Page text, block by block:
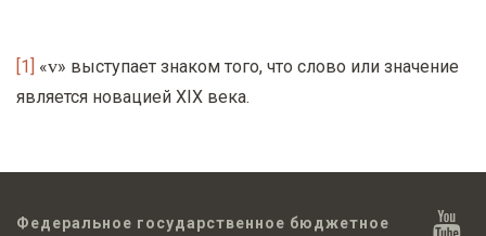
[1] «v» выступает знаком того, что слово или значение
является новацией XIX века.
Федеральное государственное бюджетное